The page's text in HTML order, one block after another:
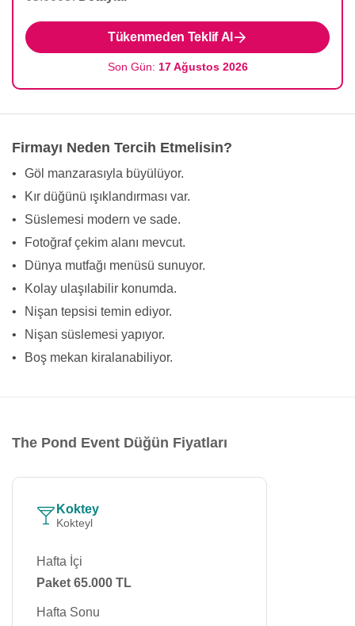
Tükenmeden Teklif Al
Son Gün: 17 Ağustos 2026
Firmayı Neden Tercih Etmelisin?
•
Göl manzarasıyla büyülüyor.
•
Kır düğünü ışıklandırması var.
•
Süslemesi modern ve sade.
•
Fotoğraf çekim alanı mevcut.
•
Dünya mutfağı menüsü sunuyor.
•
Kolay ulaşılabilir konumda.
•
Nişan tepsisi temin ediyor.
•
Nişan süslemesi yapıyor.
•
Boş mekan kiralanabiliyor.
The Pond Event Düğün Fiyatları
Koktey
Kokteyl
Hafta İçi
Paket 65.000 TL
Hafta Sonu